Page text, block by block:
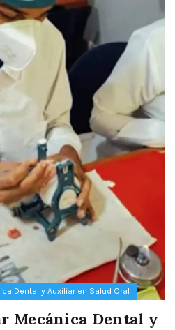
Dental y Auxiliar en Salud Oral
Mecánica Dental y